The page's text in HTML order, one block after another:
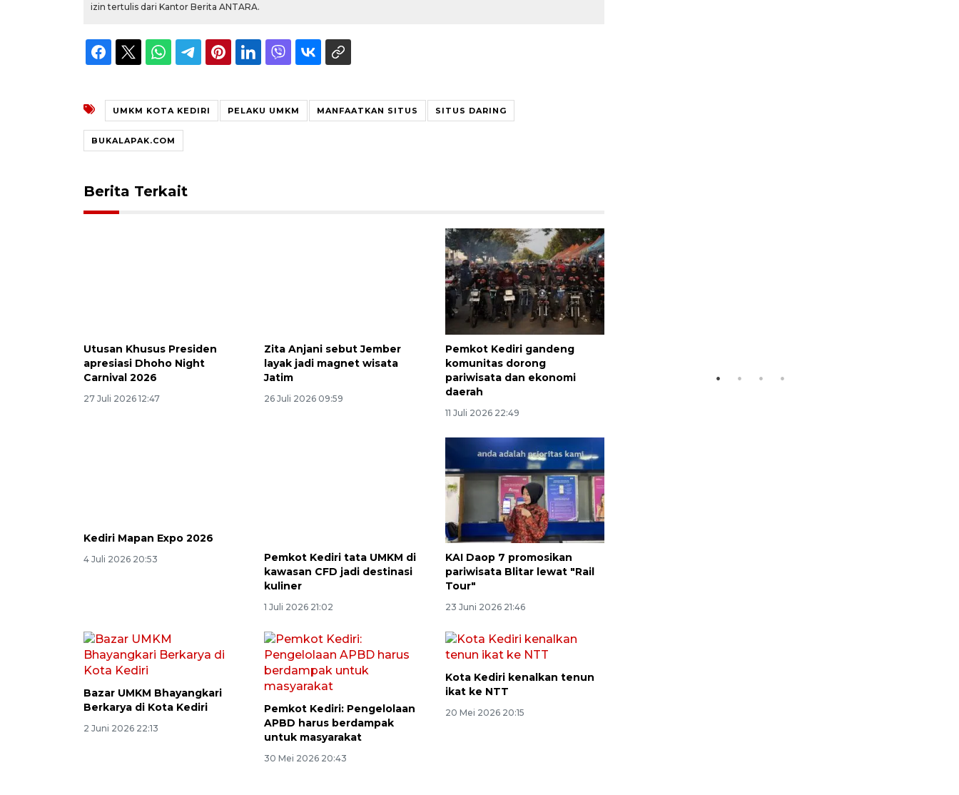
izin tertulis dari Kantor Berita ANTARA.
UMKM KOTA KEDIRI PELAKU UMKM MANFAATKAN SITUS SITUS DARING
BUKALAPAK.COM
Berita Terkait
Utusan Khusus Presiden
apresiasi Dhoho Night
Carnival 2026
27 Juli 2026 12:47
Zita Anjani sebut Jember
layak jadi magnet wisata
Jatim
26 Juli 2026 09:59
Pemkot Kediri gandeng
komunitas dorong
pariwisata dan ekonomi
daerah
11 Juli 2026 22:49
Kediri Mapan Expo 2026
Pemkot Kediri tata UMKM di
kawasan CFD jadi destinasi
kuliner
1 Juli 2026 21:02
KAI Daop 7 promosikan
pariwisata Blitar lewat "Rail
Tour"
23 Juni 2026 21:46
Pemkot Kediri: Pengelolaan
Ekspedisi Rupiah Berdaulat
2026 sambangi Papua
2026-08-06 13:15:00